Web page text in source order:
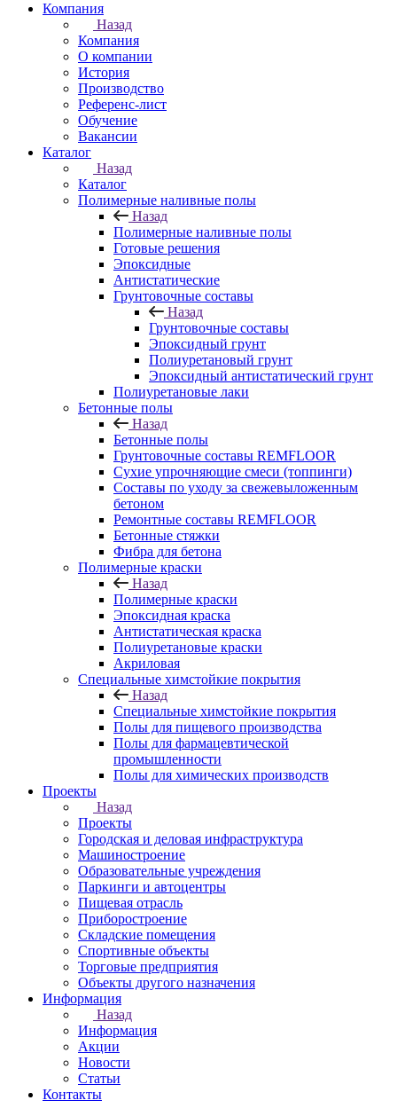
Компания
Назад
Компания
О компании
История
Производство
Референс-лист
Обучение
Вакансии
Каталог
Назад
Каталог
Полимерные наливные полы
Назад
Полимерные наливные полы
Готовые решения
Эпоксидные
Антистатические
Грунтовочные составы
Назад
Грунтовочные составы
Эпоксидный грунт
Полиуретановый грунт
Эпоксидный антистатический грунт
Полиуретановые лаки
Бетонные полы
Назад
Бетонные полы
Грунтовочные составы REMFLOOR
Сухие упрочняющие смеси (топпинги)
Составы по уходу за свежевыложенным
бетоном
Ремонтные составы REMFLOOR
Бетонные стяжки
Фибра для бетона
Полимерные краски
Назад
Полимерные краски
Эпоксидная краска
Антистатическая краска
Полиуретановые краски
Акриловая
Специальные химстойкие покрытия
Назад
Специальные химстойкие покрытия
Полы для пищевого производства
Полы для фармацевтической
промышленности
Полы для химических производств
Проекты
Назад
Проекты
Городская и деловая инфраструктура
Машиностроение
Образовательные учреждения
Паркинги и автоцентры
Пищевая отрасль
Приборостроение
Складские помещения
Спортивные объекты
Торговые предприятия
Объекты другого назначения
Информация
Назад
Информация
Акции
Новости
Статьи
Контакты